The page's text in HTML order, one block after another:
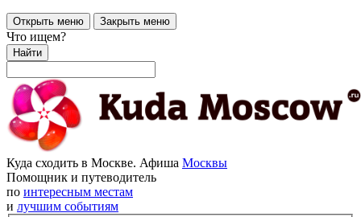
Открыть меню Закрыть меню
Что ищем?
Найти
Куда сходить в Москве. Афиша Москвы
Помощник и путеводитель
по интересным местам
и лучшим событиям